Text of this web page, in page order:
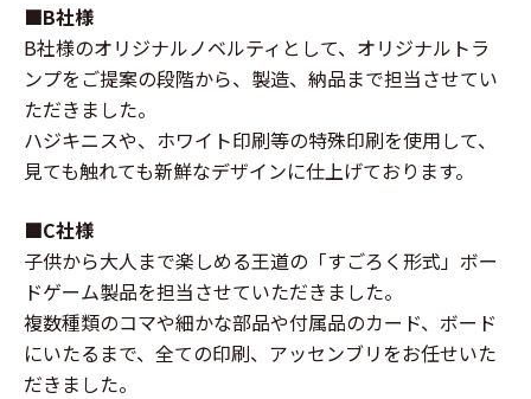
■B社様
B社様のオリジナルノベルティとして、オリジナルトラ
ンプをご提案の段階から、製造、納品まで担当させてい
ただきました。
ハジキニスや、ホワイト印刷等の特殊印刷を使用して、
見ても触れても新鮮なデザインに仕上げております。
■C社様
子供から大人まで楽しめる王道の「すごろく形式」ボー
ドゲーム製品を担当させていただきました。
複数種類のコマや細かな部品や付属品のカード、ボード
にいたるまで、全ての印刷、アッセンブリをお任せいた
だきました。